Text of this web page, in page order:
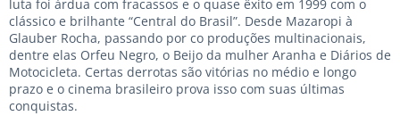
luta foi árdua com fracassos e o quase êxito em 1999 com o
clássico e brilhante “Central do Brasil”. Desde Mazaropi à
Glauber Rocha, passando por co produções multinacionais,
dentre elas Orfeu Negro, o Beijo da mulher Aranha e Diários de
Motocicleta. Certas derrotas são vitórias no médio e longo
prazo e o cinema brasileiro prova isso com suas últimas
conquistas.